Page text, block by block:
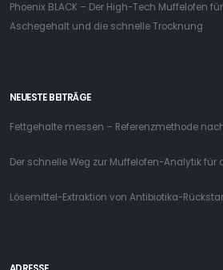
Phoenix BLACK – Der High-Tech Muffelofen
Aschegehalt und die schnelle Trocknung
NEUESTE BEITRÄGE
Fettgehalte messen – Referenzmethode nach
Der schnelle Weg zur Muffelofen-Analytik für
Lösemittel-Extraktion von Antibiotika-